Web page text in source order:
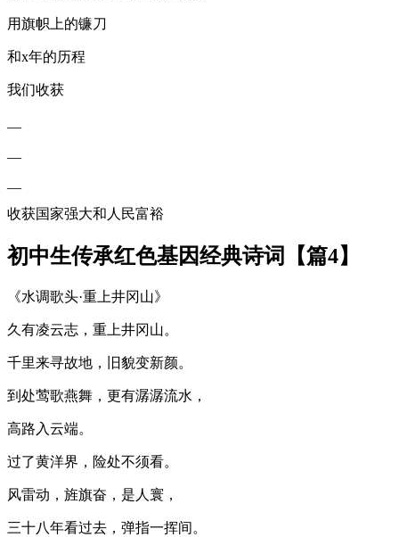
用旗帜上的镰刀
和x年的历程
我们收获
收获国家强大和人民富裕
初中生传承红色基因经典诗词【篇4】
《水调歌头·重上井冈山》
久有凌云志，重上井冈山。
千里来寻故地，旧貌变新颜。
到处莺歌燕舞，更有潺潺流水，
高路入云端。
过了黄洋界，险处不须看。
风雷动，旌旗奋，是人寰，
三十八年看过去，弹指一挥间。